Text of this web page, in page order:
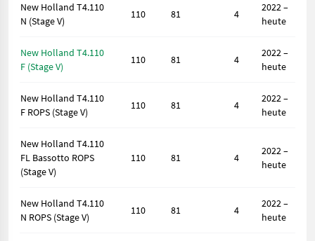
New Holland T4.110
N (Stage V)
110 81 4
2022 –
heute
New Holland T4.110
F (Stage V)
110 81 4
2022 –
heute
New Holland T4.110
F ROPS (Stage V)
110 81 4
2022 –
heute
New Holland T4.110
FL Bassotto ROPS
(Stage V)
110 81 4
2022 –
heute
New Holland T4.110
N ROPS (Stage V)
110 81 4
2022 –
heute